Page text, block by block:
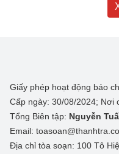
Giấy phép hoạt động báo
Cấp ngày: 30/08/2024; Nơi
Tổng Biên tập: Nguyễn
Email:
Địa chỉ tòa soạn: 100 Tô